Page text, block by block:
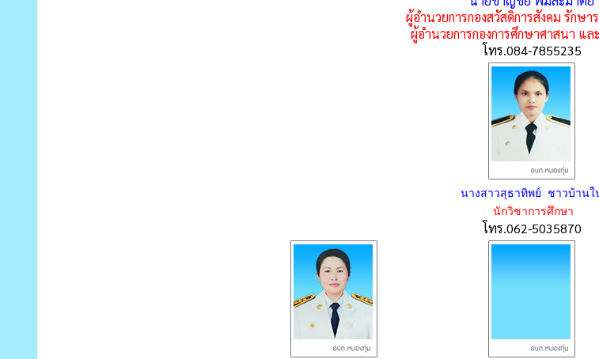
ผู้อำนวยการกองสวัสดิการสังคม รักษา
ผู้อำนวยการกองการศึกษาศาสนา แ
โทร.084-7855235
นางสาวสุธาทิพย์ ชาวบ้านใ
นักวิชาการศึกษา
โทร.062-5035870